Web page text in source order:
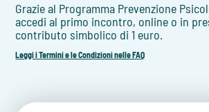
Grazie al Programma Prevenzione
accedi al primo incontro, online o in
contributo simbolico di 1 euro.
Leggi i Termini e le Condizioni nelle FAQ